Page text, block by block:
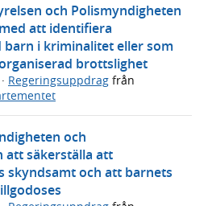
och Polismyndigheten
att identifiera
i kriminalitet eller som
brottslighet
· Regeringsuppdrag från
och
att säkerställa att
skyndsamt och att barnets